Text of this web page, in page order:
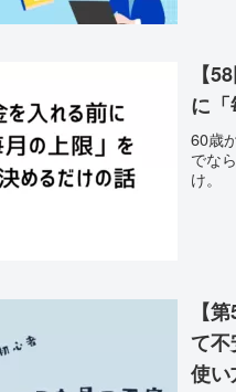
【
に
60歳
でな
け。
【
て
使い